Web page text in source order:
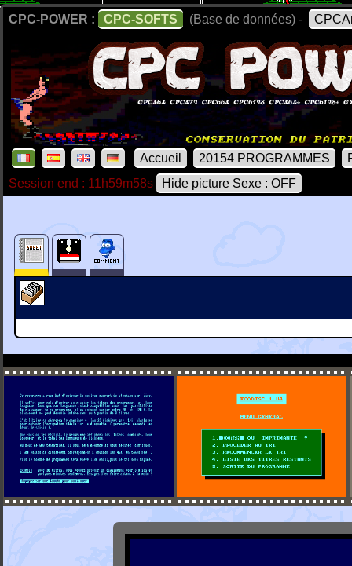
CPC-POWER : CPC-SOFTS (Base de données) -
Accueil 20154 PROGRAMMES
Session end : 11h59m58s
Hide picture Sexe : OFF